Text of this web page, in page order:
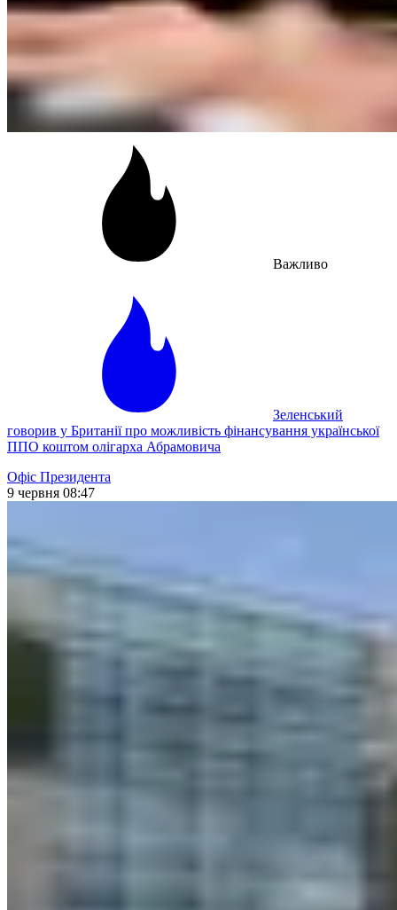
Важливо
Зеленський
говорив у Британії про можливість фінансування української
ППО коштом олігарха Абрамовича
Офіс Президента
9 червня 08:47